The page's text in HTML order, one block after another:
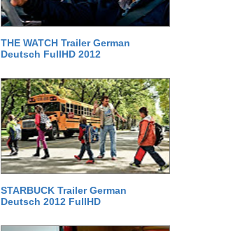
THE WATCH Trailer German
Deutsch FullHD 2012
STARBUCK Trailer German
Deutsch 2012 FullHD